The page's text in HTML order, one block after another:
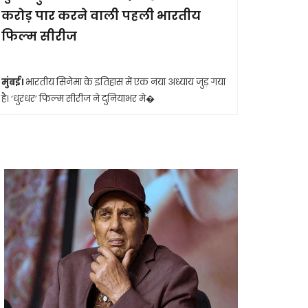
करोड़ पार करने वाली पहली भारतीय
फिल्म सीरीज
मुंबई। भारतीय सिनेमा के इतिहास में एक नया अध्याय जुड़ गया
है। ‘धुरंधर’ फिल्म सीरीज ने दुनियाभर मे�